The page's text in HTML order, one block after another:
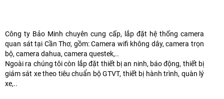
Công ty Bảo Minh chuyên cung cấp, lắp đặt hệ thống camera
quan sát tại Cần Thơ, gồm: Camera wifi không dây, camera trọn
bộ, camera dahua, camera questek,..
Ngoài ra chúng tôi còn lắp đặt thiết bị an ninh, báo động, thiết bị
giám sát xe theo tiêu chuẩn bộ GTVT, thiết bị hành trình, quàn lý
xe,..